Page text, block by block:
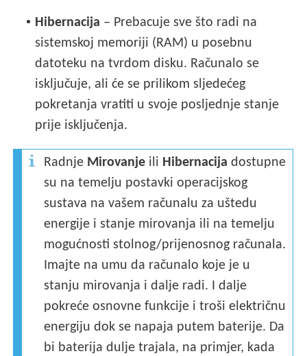
• Hibernacija – Prebacuje sve što radi na
sistemskoj memoriji (RAM) u posebnu
datoteku na tvrdom disku. Računalo se
isključuje, ali će se prilikom sljedećeg
pokretanja vratiti u svoje posljednje stanje
prije isključenja.
Radnje Mirovanje ili Hibernacija dostupne
su na temelju postavki operacijskog
sustava na vašem računalu za uštedu
energije i stanje mirovanja ili na temelju
mogućnosti stolnog/prijenosnog računala.
Imajte na umu da računalo koje je u
stanju mirovanja i dalje radi. I dalje
pokreće osnovne funkcije i troši električnu
energiju dok se napaja putem baterije. Da
bi baterija dulje trajala, na primjer, kada